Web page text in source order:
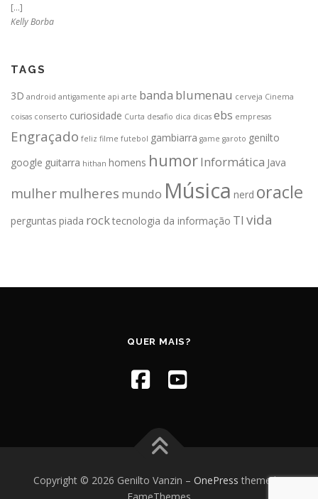
[…]
Kelly Borba
TAGS
3D android antigamente api arte banda blumenau cerveja Cinema
coisas conserto curiosidade Curta desafio dica dicas ebs empresas
Engraçado feliz filme futebol gambiarra game garoto genilto
google guitarra hithan homens humorInformática Java
mulher mulheres mundo Música nerd oracle
perguntas piada rocktecnologia da informação TI vida
QUER MAIS?
Copyright © 2026 Genilto Vanzin – OnePress theme by